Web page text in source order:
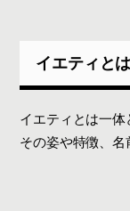
世界各地に存
なぜ人は「雪
それで
自然と
イエティと
イエティとは一体
その姿や特徴、名